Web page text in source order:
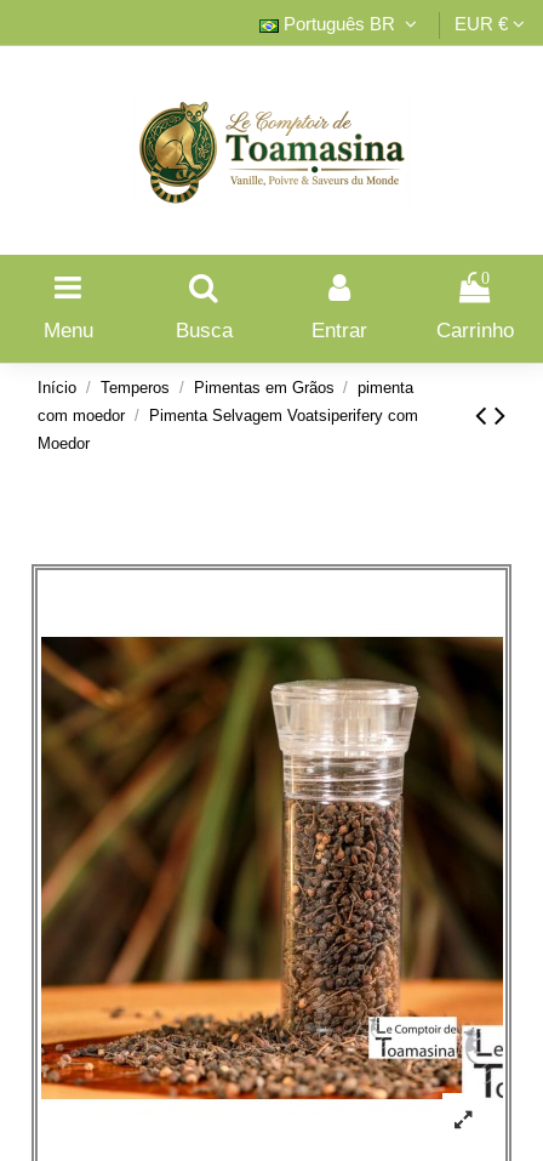
Português BR EUR €
Menu Busca Entrar
0
Carrinho
Início Temperos Pimentas em Grãos
pimenta
com moedor
Pimenta Selvagem Voatsiperifery com
Moedor